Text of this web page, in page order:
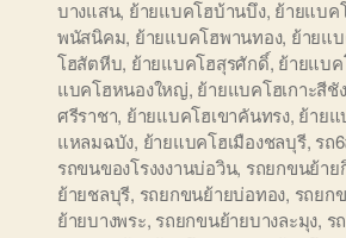
บางแสน, ย้ายแบคโฮบ้านบึง, ย้ายแบค
พนัสนิคม, ย้ายแบคโฮพานทอง, ย้ายแ
โฮสัตหีบ, ย้ายแบคโฮสุรศักดิ์, ย้ายแบ
แบคโฮหนองใหญ่, ย้ายแบคโฮเกาะสีชัง
ศรีราชา, ย้ายแบคโฮเขาคันทรง, ย้ายแ
แหลมฉบัง, ย้ายแบคโฮเมืองชลบุรี, รถ
รถขนของโรงงงานบ่อวิน, รถยกขนย้าย
ย้ายชลบุรี, รถยกขนย้ายบ่อทอง, รถยก
ย้ายบางพระ, รถยกขนย้ายบางละมุง, ร